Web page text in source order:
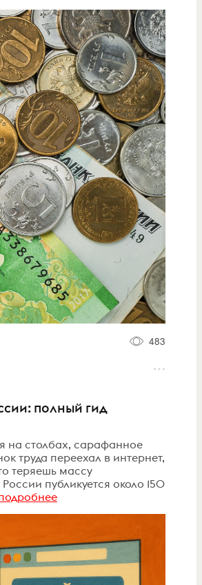
483
полный гид
на столбах, сарафанное
труда переехал в интернет,
теряешь массу
публикуется около 150